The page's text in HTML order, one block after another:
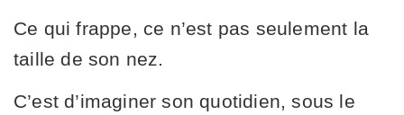
Ce qui frappe, ce n’est pas seulement la
taille de son nez.
C’est d’imaginer son quotidien, sous le